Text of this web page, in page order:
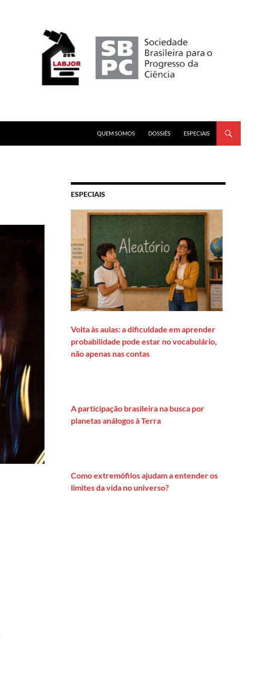
QUEM SOMOS
DOSSIÊS ESPECIAIS
ESPECIAIS
Volta às aulas: a dificuldade em aprender
probabilidade pode estar no vocabulário,
não apenas nas contas
A participação brasileira na busca por
planetas análogos à Terra
Como extremófilos ajudam a entender os
limites da vida no universo?